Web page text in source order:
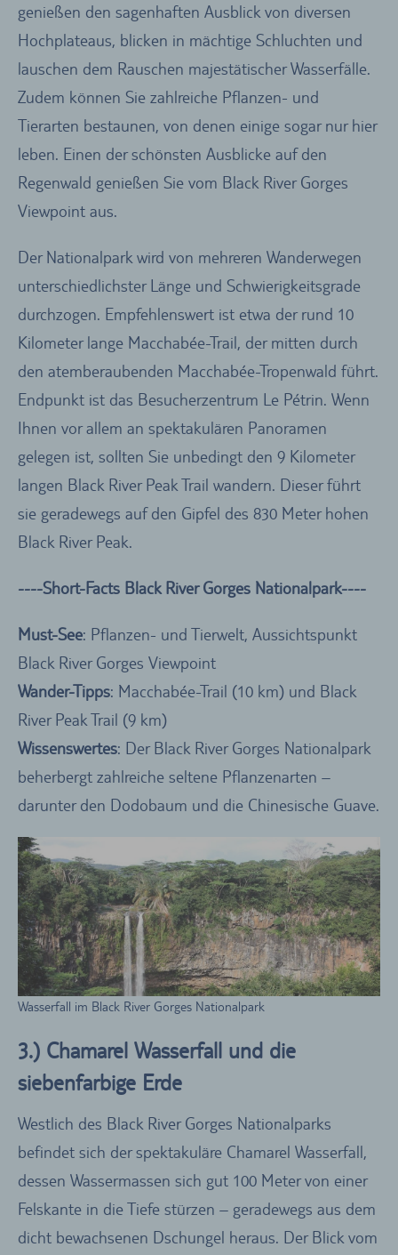
genießen den sagenhaften Ausblick von diversen
Hochplateaus, blicken in mächtige Schluchten und
lauschen dem Rauschen majestätischer Wasserfälle.
Zudem können Sie zahlreiche Pflanzen- und
Tierarten bestaunen, von denen einige sogar nur hier
leben. Einen der schönsten Ausblicke auf den
Regenwald genießen Sie vom Black River Gorges
Viewpoint aus.
Der Nationalpark wird von mehreren Wanderwegen
unterschiedlichster Länge und Schwierigkeitsgrade
durchzogen. Empfehlenswert ist etwa der rund 10
Kilometer lange Macchabée-Trail, der mitten durch
den atemberaubenden Macchabée-Tropenwald führt.
Endpunkt ist das Besucherzentrum Le Pétrin. Wenn
Ihnen vor allem an spektakulären Panoramen
gelegen ist, sollten Sie unbedingt den 9 Kilometer
langen Black River Peak Trail wandern. Dieser führt
sie geradewegs auf den Gipfel des 830 Meter hohen
Black River Peak.
----Short-Facts Black River Gorges Nationalpark----
Must-See: Pflanzen- und Tierwelt, Aussichtspunkt
Black River Gorges Viewpoint
Wander-Tipps: Macchabée-Trail (10 km) und Black
River Peak Trail (9 km)
Wissenswertes: Der Black River Gorges Nationalpark
beherbergt zahlreiche seltene Pflanzenarten –
darunter den Dodobaum und die Chinesische Guave.
Wasserfall im Black River Gorges Nationalpark
3.) Chamarel Wasserfall und die
siebenfarbige Erde
Westlich des Black River Gorges Nationalparks
befindet sich der spektakuläre Chamarel Wasserfall,
dessen Wassermassen sich gut 100 Meter von einer
Felskante in die Tiefe stürzen – geradewegs aus dem
dicht bewachsenen Dschungel heraus. Der Blick vom